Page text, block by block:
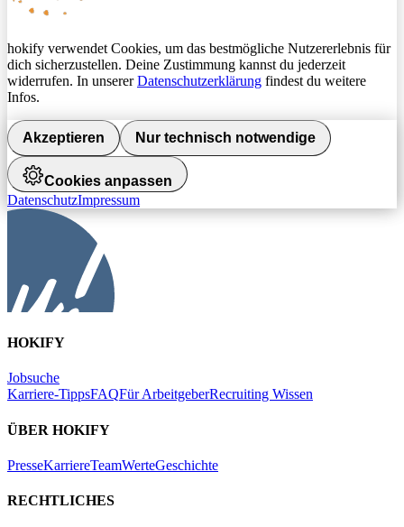
hokify verwendet Cookies, um das bestmögliche Nutzererlebnis für
dich sicherzustellen. Deine Zustimmung kannst du jederzeit
widerrufen. In unsererDatenschutzerklärung findest du weitere
Infos.
Akzeptieren Nur technisch notwendige
Cookies anpassen
DatenschutzImpressum
HOKIFY
Jobsuche
Karriere-TippsFAQFür ArbeitgeberRecruiting Wissen
ÜBER HOKIFY
PresseKarriereTeamWerteGeschichte
RECHTLICHES